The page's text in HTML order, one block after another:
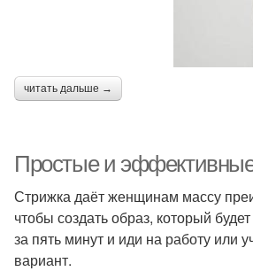
читать дальше →
Простые и эффективные
Стрижка даёт женщинам массу
чтобы создать образ, который
за пять минут и иди на работу или
вариант.